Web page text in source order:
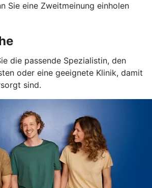
Sie eine Zweitmeinung einholen
die passende Spezialistin, den
oder eine geeignete Klinik, damit
sind.